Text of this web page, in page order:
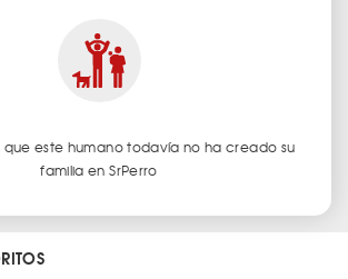
que este humano todavía no ha creado su
familia en SrPerro